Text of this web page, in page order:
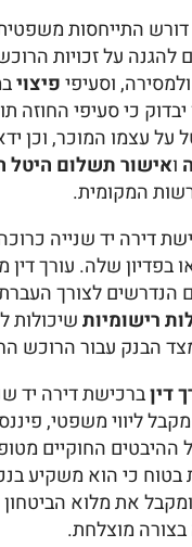
התייחסות
להגנה על זכויות
וסעיפיפיצוי
כי סעיפי החוזה
על עצמו המוכר, וכן
ואישור תשלום
המקומית.
דירה יד שנייה
בפדיון שלה. עורך דין
לצורך העברת
רישומיותשיכולות
הבנק עבור הרוכש
דיןברכישת דירה יד
ליווי משפטי,
ההיבטים החוקיים
בטוח כי הוא משקיע
את מלוא
מוצלחת.